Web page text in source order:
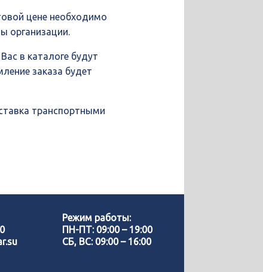
цене необходимо
организации.
в каталоге будут
заказа будет
транспортными
Режим работы:
ПН-ПТ: 09:00 – 19:00
СБ, ВС: 09:00 – 16:00